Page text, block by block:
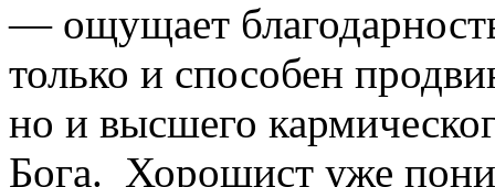
— ощущает
только и способен
но и высшего
Бога. Хорошист уже